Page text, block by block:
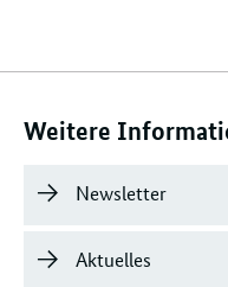
Weitere
Newsletter
Aktuelles